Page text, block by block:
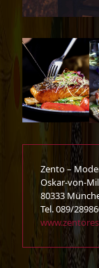
Zento –
Oskar-von-
80333
Tel. 089/